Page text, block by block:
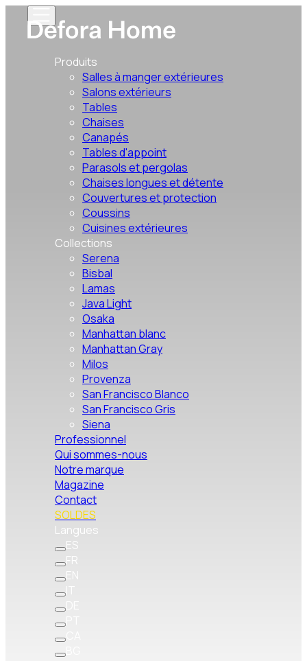
Produits
Salles à manger extérieures
Salons extérieurs
Tables
Chaises
Canapés
Tables d'appoint
Parasols et pergolas
Chaises longues et détente
Couvertures et protection
Coussins
Cuisines extérieures
Collections
Serena
Bisbal
Lamas
Java Light
Osaka
Manhattan blanc
Manhattan Gray
Milos
Provenza
San Francisco Blanco
San Francisco Gris
Siena
Professionnel
Qui sommes-nous
Notre marque
Magazine
Contact
SOLDES
Langues
ES
FR
EN